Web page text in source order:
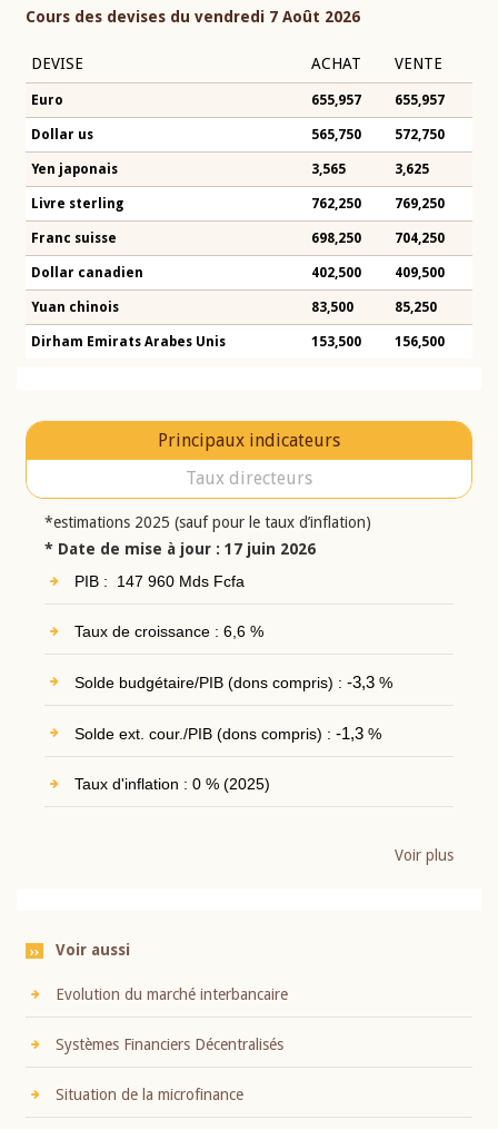
Cours des devises du vendredi 7 Août 2026
DEVISE ACHAT VENTE
Euro 655,957 655,957
Dollar us 565,750 572,750
Yen japonais 3,565 3,625
Livre sterling 762,250 769,250
Franc suisse 698,250 704,250
Dollar canadien 402,500 409,500
Yuan chinois 83,500 85,250
Dirham Emirats Arabes Unis 153,500 156,500
Principaux indicateurs
Taux directeurs
*estimations 2025 (sauf pour le taux d’inflation)
* Date de mise à jour : 17 juin 2026
PIB : 147 960 Mds Fcfa
Taux de croissance : 6,6 %
Solde budgétaire/PIB (dons compris) : -3,3%
Solde ext. cour./PIB (dons compris) : -1,3%
Taux d'inflation : 0 % (2025)
Voir plus
Voir aussi
Evolution du marché interbancaire
Systèmes Financiers Décentralisés
Situation de la microfinance